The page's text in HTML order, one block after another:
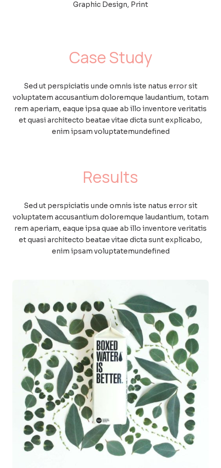
Graphic Design, Print
Case Study
Sed ut perspiciatis unde omnis iste natus error sit
voluptatem accusantium doloremque laudantium, totam
rem aperiam, eaque ipsa quae ab illo inventore veritatis
et quasi architecto beatae vitae dicta sunt explicabo,
enim ipsam voluptatemundefined
Results
Sed ut perspiciatis unde omnis iste natus error sit
voluptatem accusantium doloremque laudantium, totam
rem aperiam, eaque ipsa quae ab illo inventore veritatis
et quasi architecto beatae vitae dicta sunt explicabo,
enim ipsam voluptatemundefined